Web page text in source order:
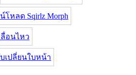
โหลด Sqirlz Morph
อนไหว
เปลี่ยนใบหน้า